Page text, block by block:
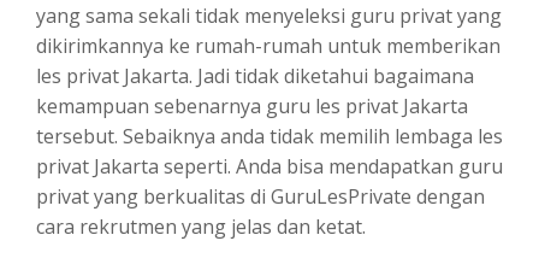
yang sama sekali tidak menyeleksi guru privat yang
dikirimkannya ke rumah-rumah untuk memberikan
les privat Jakarta. Jadi tidak diketahui bagaimana
kemampuan sebenarnya guru les privat Jakarta
tersebut. Sebaiknya anda tidak memilih lembaga les
privat Jakarta seperti. Anda bisa mendapatkan guru
privat yang berkualitas di GuruLesPrivate dengan
cara rekrutmen yang jelas dan ketat.